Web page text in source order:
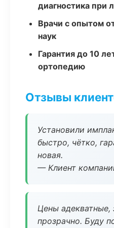
диагностика при
Врачи с опытом
наук
Гарантия до 10
ортопедию
Отзывы
Установили
быстро, чётко,
новая.
— Клиент
Цены адекватные,
прозрачно. Буду